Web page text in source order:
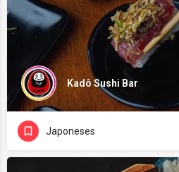
Kadô Sushi Bar
Japoneses